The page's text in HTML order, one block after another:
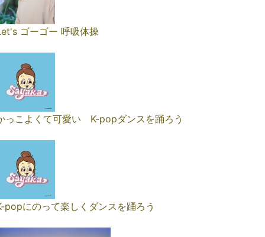
ゴーゴー 呼吸体操
っこよくて可愛い K-popダンスを踊ろう
popにのって楽しくダンスを踊ろう